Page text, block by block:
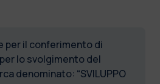
per il conferimento di
lo svolgimento del
denominato: “SVILUPPO